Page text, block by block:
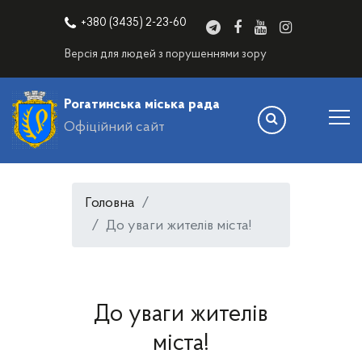
+380 (3435) 2-23-60
Версія для людей з порушеннями зору
Рогатинська міська рада
Офіційний сайт
Головна
До уваги жителів міста!
До уваги жителів
міста!